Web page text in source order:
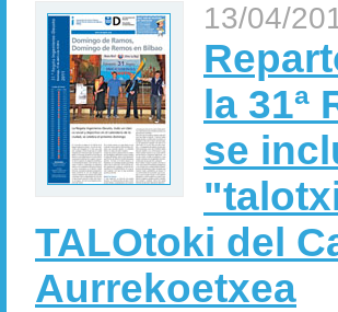
13/04/
la
se
TALOtoki del
Aurrekoetxea